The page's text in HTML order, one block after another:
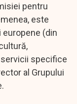
pentru
este
(din
specifice
al Grupului